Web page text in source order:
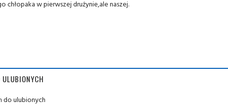
chłopaka w pierwszej drużynie,ale naszej.
do ulubionych